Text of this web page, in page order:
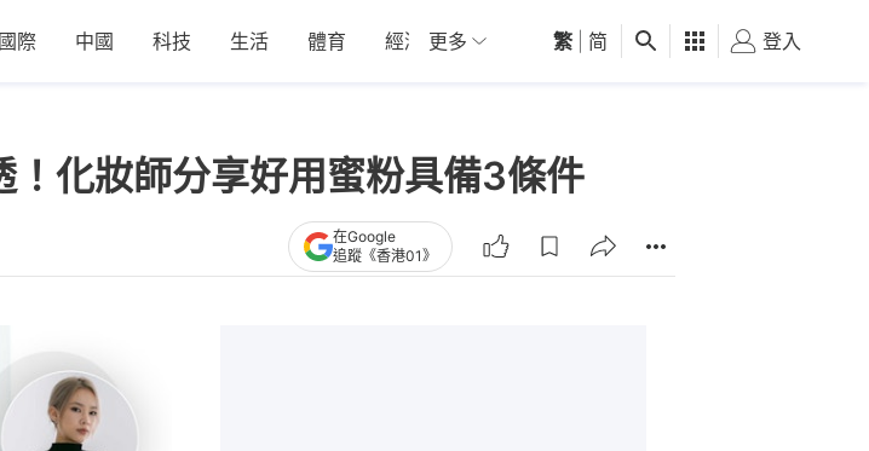
國際 中國 科技 生活 體育 經濟 01深圳 觀點 健康 好食玩飛
更多 繁 简 登入
化妝師分享好用蜜粉具備3條件
在Google
追蹤《香港01》